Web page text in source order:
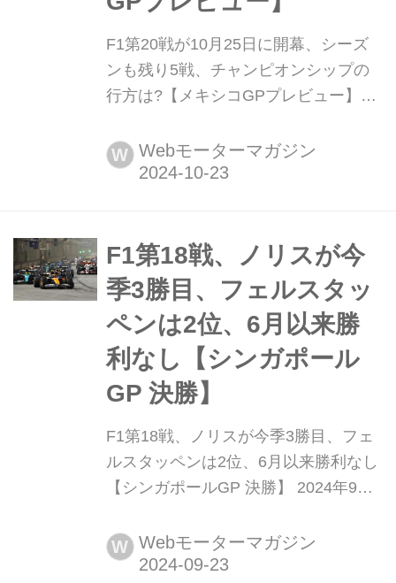
F1第20戦が10月25日に開幕、シーズ
ンも残り5戦、チャンピオンシップの
行方は?【メキシコGPプレビュー】
メキシコGPがメキシコシティ郊外の
アウトドローモ・エルマノス・ロドリ
サス州オースティンからメキシコシテ
ィに移動。南北アメリカ大陸3連戦の2
戦めは、通常のレースフォ...
W Webモーターマガジン
F1第18戦、ノリスが今
季3勝目、フェルスタッ
ペンは2位、6月以来勝
利なし【シンガポール
GP 決勝】
F1第18戦、ノリスが今季3勝目、フェ
ルスタッペンは2位、6月以来勝利なし
【シンガポールGP 決勝】 2024年9月
戦シンガポールGP決勝がマリーナベ
イ市街地サーキットで開催され、マク
W Webモーターマガジン